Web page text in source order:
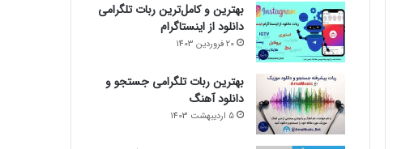
بهترین و کامل‌ترین ربات تلگرامی
دانلود از اینستاگرام
20 فروردین 1403
بهترین ربات تلگرامی جستجو و
دانلود آهنگ
5 اردیبهشت 1403